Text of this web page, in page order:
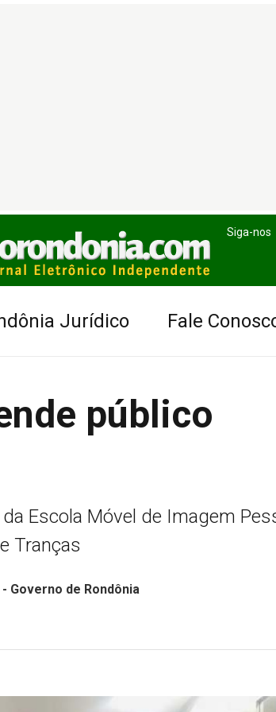
Siga-nos
Jurídico Fale
público
Escola Móvel de Imagem
Tranças
Governo de Rondônia